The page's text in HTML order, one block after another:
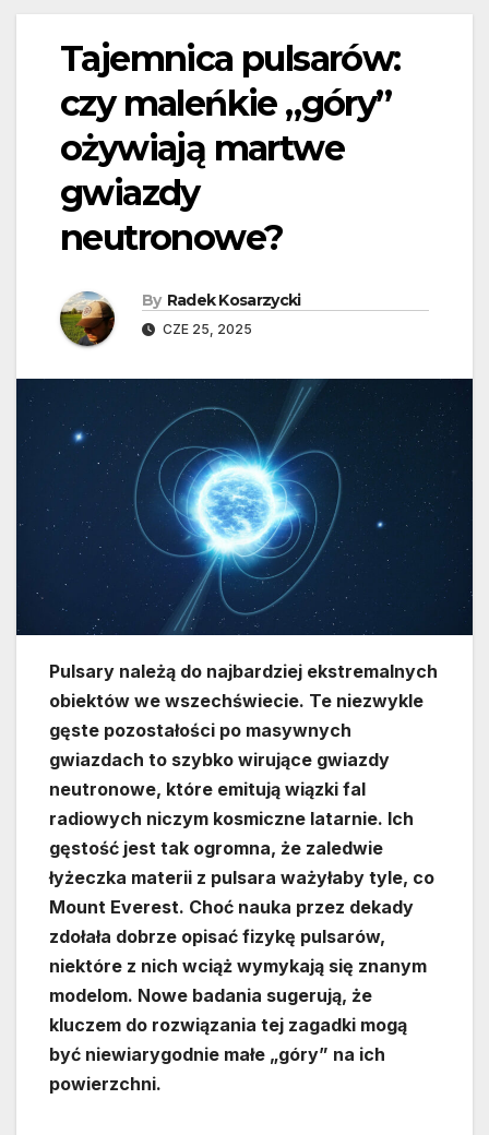
Tajemnica pulsarów:
czy maleńkie „góry”
ożywiają martwe
gwiazdy
neutronowe?
By Radek Kosarzycki
CZE 25, 2025
Pulsary należą do najbardziej ekstremalnych
obiektów we wszechświecie. Te niezwykle
gęste pozostałości po masywnych
gwiazdach to szybko wirujące gwiazdy
neutronowe, które emitują wiązki fal
radiowych niczym kosmiczne latarnie. Ich
gęstość jest tak ogromna, że zaledwie
łyżeczka materii z pulsara ważyłaby tyle, co
Mount Everest. Choć nauka przez dekady
zdołała dobrze opisać fizykę pulsarów,
niektóre z nich wciąż wymykają się znanym
modelom. Nowe badania sugerują, że
kluczem do rozwiązania tej zagadki mogą
być niewiarygodnie małe „góry” na ich
powierzchni.